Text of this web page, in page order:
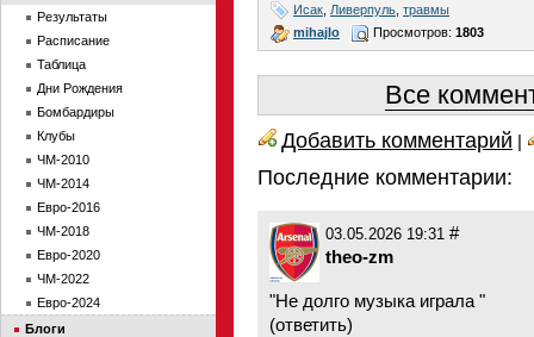
Исак Ливерпуль травмы
mihajlo
Просмотров: 1803
Все
Добавить комментарий |
Последние комментарии:
03.05.2026 19:31 #
theo-zm
"Не долго музыка играла "
(ответить)
Результаты
Расписание
Таблица
Дни Рождения
Бомбардиры
Клубы
ЧМ-2010
ЧМ-2014
Евро-2016
ЧМ-2018
Евро-2020
ЧМ-2022
Евро-2024
Блоги